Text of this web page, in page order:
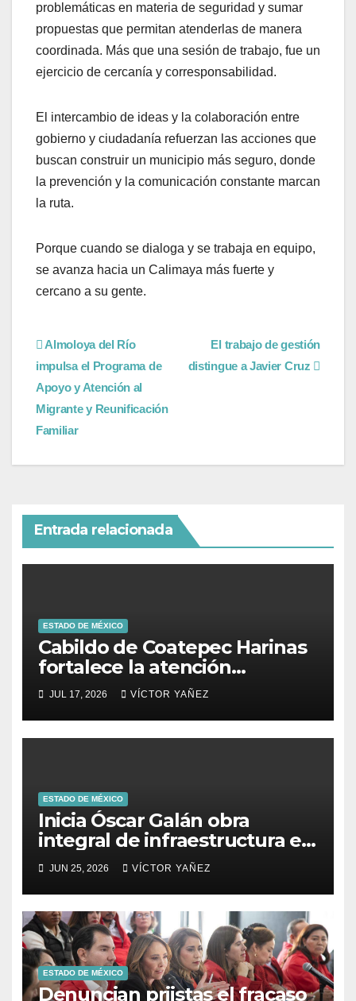
problemáticas en materia de seguridad y sumar
propuestas que permitan atenderlas de manera
coordinada. Más que una sesión de trabajo, fue un
ejercicio de cercanía y corresponsabilidad.
El intercambio de ideas y la colaboración entre
gobierno y ciudadanía refuerzan las acciones que
buscan construir un municipio más seguro, donde
la prevención y la comunicación constante marcan
la ruta.
Porque cuando se dialoga y se trabaja en equipo,
se avanza hacia un Calimaya más fuerte y
cercano a su gente.
El trabajo de gestión
distingue a Javier Cruz
Almoloya del Río
impulsa el Programa de
Apoyo y Atención al
Migrante y Reunificación
Familiar
Entrada relacionada
ESTADO DE MÉXICO
Cabildo de Coatepec Harinas
fortalece la atención
ciudadana y la toma de
decisiones
JUL 17, 2026 VÍCTOR YAÑEZ
ESTADO DE MÉXICO
Inicia Óscar Galán obra
integral de infraestructura en
Prolongación León Guzmán
JUN 25, 2026 VÍCTOR YAÑEZ
ESTADO DE MÉXICO
Denuncian priistas el fracaso